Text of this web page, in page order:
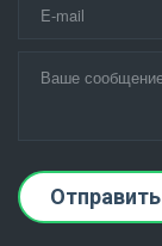
Отправить